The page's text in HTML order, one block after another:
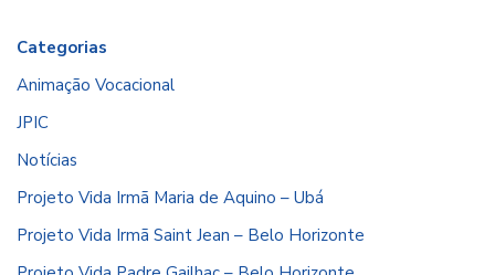
Categorias
Animação Vocacional
JPIC
Notícias
Projeto Vida Irmã Maria de Aquino – Ubá
Projeto Vida Irmã Saint Jean – Belo Horizonte